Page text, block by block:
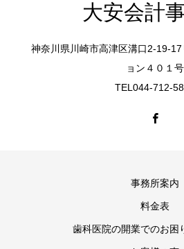
大安会計
神奈川県川崎市高津区溝口2-19-
ョン４０１号
TEL044-712-
事務所案内
料金表
歯科医院の開業でのお困